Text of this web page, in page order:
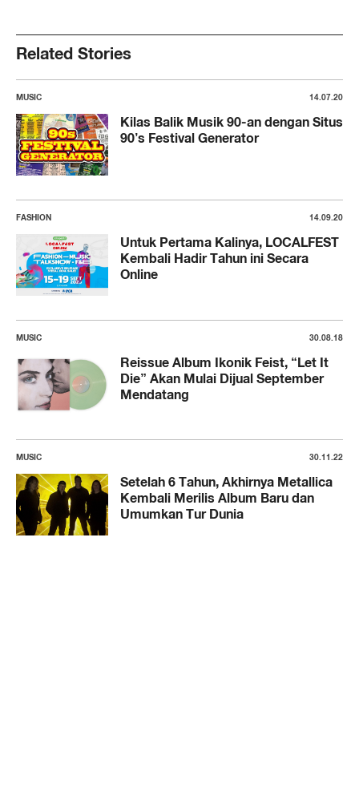
Related Stories
MUSIC 14.07.20
Kilas Balik Musik 90-an dengan Situs
90’s Festival Generator
FASHION 14.09.20
Untuk Pertama Kalinya, LOCALFEST
Kembali Hadir Tahun ini Secara
Online
MUSIC 30.08.18
Reissue Album Ikonik Feist, “Let It
Die” Akan Mulai Dijual September
Mendatang
MUSIC 30.11.22
Setelah 6 Tahun, Akhirnya Metallica
Kembali Merilis Album Baru dan
Umumkan Tur Dunia